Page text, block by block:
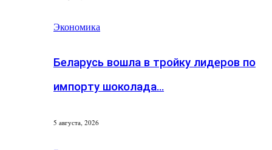
Экономика
Беларусь вошла в тройку лидеров по
импорту шоколада…
5 августа, 2026